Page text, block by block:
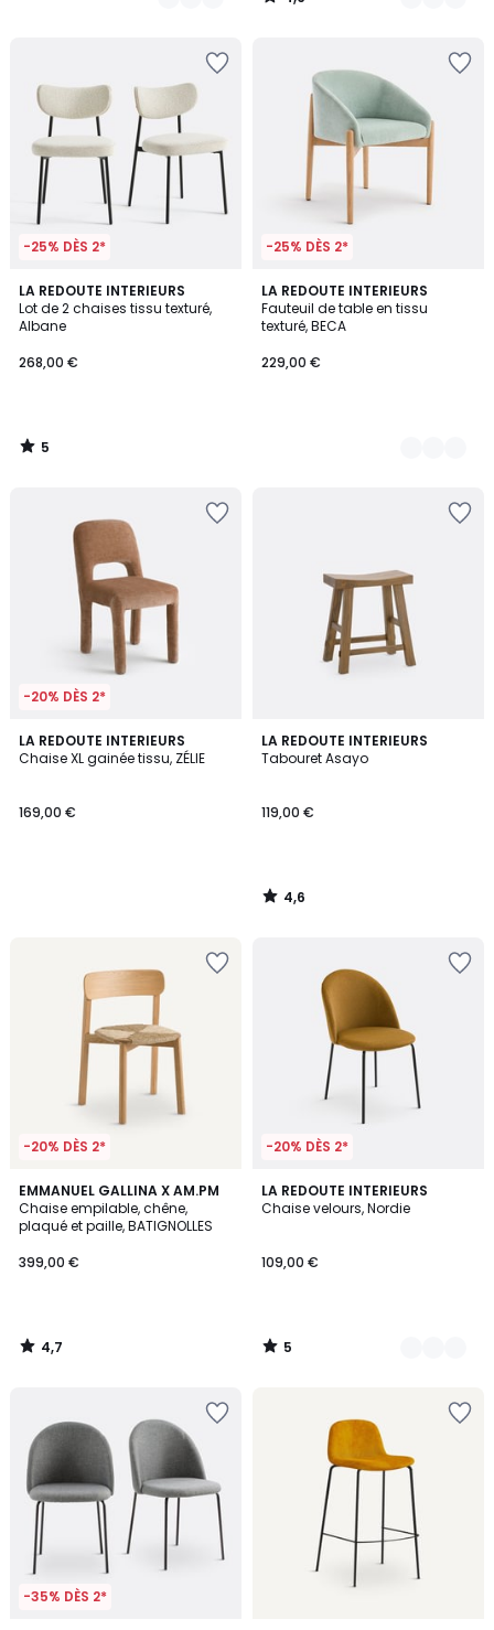
/
-25% DÈS 2*
LA REDOUTE INTERIEURS
Lot de 2 chaises tissu texturé,
Albane
268,00 €
5
/
5
5
/
-25% DÈS 2*
LA REDOUTE INTERIEURS
Fauteuil de table en tissu
texturé, BECA
229,00 €
2
Couleurs
-20% DÈS 2*
LA REDOUTE INTERIEURS
Chaise XL gainée tissu, ZÉLIE
169,00 €
LA REDOUTE INTERIEURS
Tabouret Asayo
119,00 €
4,6
/ 5
4,6
/
-20% DÈS 2*
EMMANUEL GALLINA X AM.PM
Chaise empilable, chêne,
plaqué et paille, BATIGNOLLES
399,00 €
4,7
/ 5
4,7
/
-20% DÈS 2*
LA REDOUTE INTERIEURS
Chaise velours, Nordie
109,00 €
5
/
2
Couleurs
5
/
-35% DÈS 2*